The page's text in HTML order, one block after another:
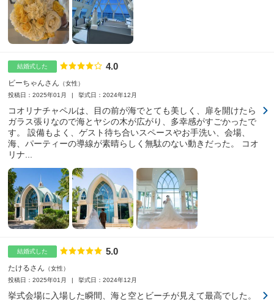
結婚式した 点数
4.0
ビーちゃんさん
女性
投稿日：2025年01月
挙式日：2024年12月
コオリナチャペルは、目の前が海でとても美しく、扉を開けたら
ガラス張りなので海とヤシの木が広がり、多幸感がすごかったで
す。 設備もよく、ゲスト待ち合いスペースやお手洗い、会場、
海、パーティーの導線が素晴らしく無駄のない動きだった。 コオ
リナ...
結婚式した 点数
5.0
たけるさん
女性
投稿日：2025年01月
挙式日：2024年12月
挙式会場に入場した瞬間、海と空とビーチが見えて最高でした。